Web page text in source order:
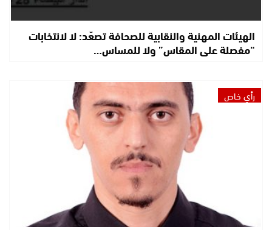
الهيئات المهنية والنقابية للصحافة تصعّد: لا لانتخابات
“مفصلة على المقاس” ولا للمساس…
رأي خاص